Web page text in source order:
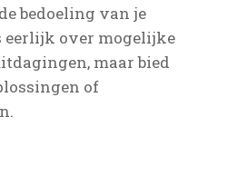
bedoeling van je
eerlijk over mogelijke
maar bied
of